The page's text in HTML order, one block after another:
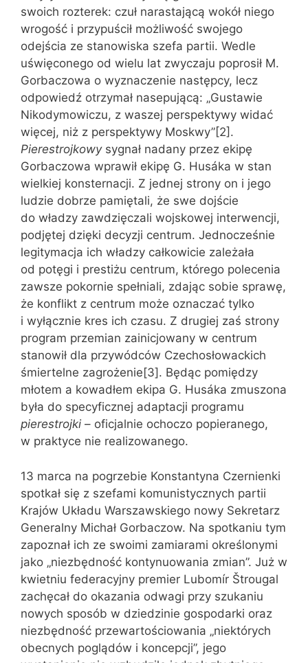
swoich rozterek: czuł narastającą wokół niego
wrogość i przypuścił możliwość swojego
odejścia ze stanowiska szefa partii. Wedle
uświęconego od wielu lat zwyczaju poprosił M.
Gorbaczowa o wyznaczenie następcy, lecz
odpowiedź otrzymał nasepującą: „Gustawie
Nikodymowiczu, z waszej perspektywy widać
więcej, niż z perspektywy Moskwy”[2].
Pierestrojkowysygnał nadany przez ekipę
Gorbaczowa wprawił ekipę G. Husáka w stan
wielkiej konsternacji. Z jednej strony on i jego
ludzie dobrze pamiętali, że swe dojście
do władzy zawdzięczali wojskowej interwencji,
podjętej dzięki decyzji centrum. Jednocześnie
legitymacja ich władzy całkowicie zależała
od potęgi i prestiżu centrum, którego polecenia
zawsze pokornie spełniali, zdając sobie sprawę,
że konflikt z centrum może oznaczać tylko
i wyłącznie kres ich czasu. Z drugiej zaś strony
program przemian zainicjowany w centrum
stanowił dla przywódców Czechosłowackich
śmiertelne zagrożenie[3]. Będąc pomiędzy
młotem a kowadłem ekipa G. Husáka zmuszona
była do specyficznej adaptacji programu
pierestrojki – oficjalnie ochoczo popieranego,
w praktyce nie realizowanego.
13 marca na pogrzebie Konstantyna Czernienki
spotkał się z szefami komunistycznych partii
Krajów Układu Warszawskiego nowy Sekretarz
Generalny Michał Gorbaczow. Na spotkaniu tym
zapoznał ich ze swoimi zamiarami określonymi
jako „niezbędność kontynuowania zmian”. Już w
kwietniu federacyjny premier Lubomír Štrougal
zachęcał do okazania odwagi przy szukaniu
nowych sposób w dziedzinie gospodarki oraz
niezbędność przewartościowania „niektórych
obecnych poglądów i koncepcji”, jego